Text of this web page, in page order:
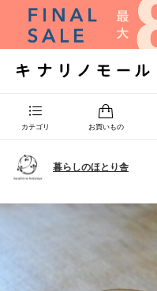
カテゴリ お買いもの
暮らしのほとり舎